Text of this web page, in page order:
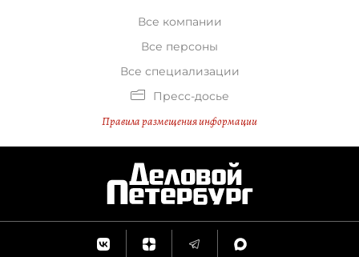
Все компании
Все персоны
Все специализации
Пресс-досье
Правила размещения информации